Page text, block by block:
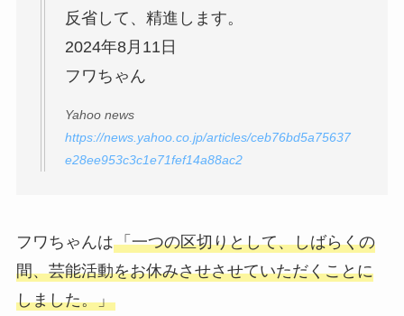
反省して、精進します。
2024年8月11日
フワちゃん
Yahoo news
https://news.yahoo.co.jp/articles/ceb76bd5a75637
e28ee953c3c1e71fef14a88ac2
フワちゃんは「一つの区切りとして、しばらくの
間、芸能活動をお休みさせさせていただくことに
しました。」